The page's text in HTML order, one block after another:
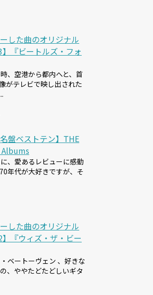
した曲のオリジナル
『ビートルズ・フォ
、空港から都内へと、首
がテレビで映し出された
盤ベストテン】THE
Albums
、愛あるレビューに感動
年代が大好きですが、そ
した曲のオリジナル
『ウィズ・ザ・ビー
ベートーヴェン 、好きな
、ややたどたどしいギタ